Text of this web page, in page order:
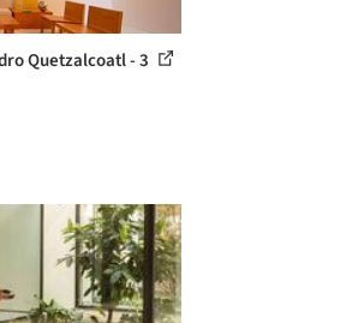
Quetzalcoatl - 3